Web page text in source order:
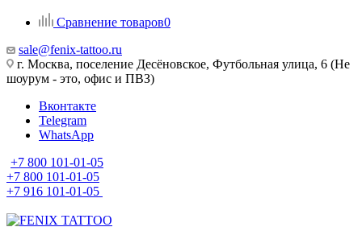
Сравнение товаров0
sale@fenix-tattoo.ru
г. Москва, поселение Десёновское, Футбольная улица, 6 (Не
шоурум - это, офис и ПВЗ)
Вконтакте
Telegram
WhatsApp
+7 800 101-01-05
+7 800 101-01-05
+7 916 101-01-05